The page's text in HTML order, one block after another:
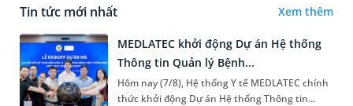
Tin tức mới nhất Xem thêm
MEDLATEC khởi động Dự án Hệ thống
Thông tin Quản lý Bệnh...
Hôm nay (7/8), Hệ thống Y tế MEDLATEC chính
thức khởi động Dự án Hệ thống Thông tin